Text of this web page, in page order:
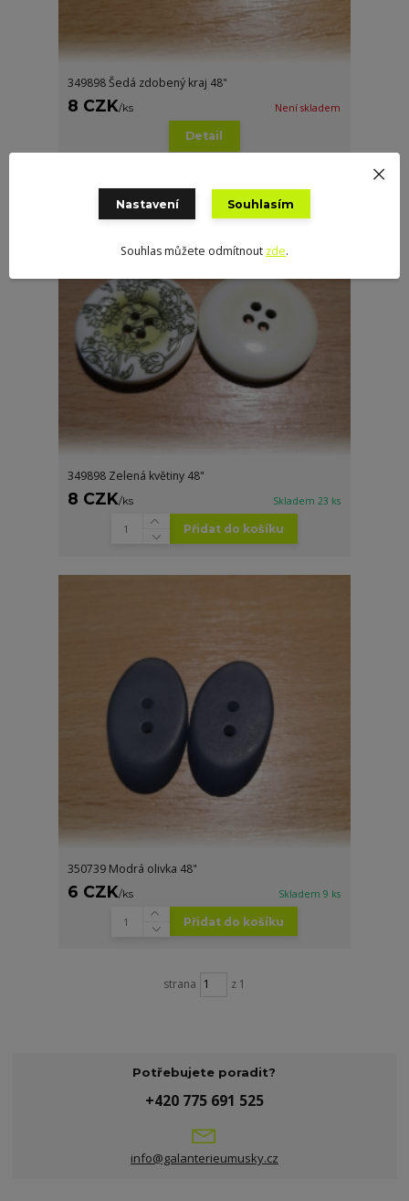
349898 Šedá zdobený kraj 48"
8 CZK/ks Není skladem
Detail
349898 Zelená květiny 48"
8 CZK/ks Skladem 23 ks
Přidat do košíku
350739 Modrá olivka 48"
6 CZK/ks Skladem 9 ks
Přidat do košíku
strana z 1
Potřebujete poradit?
+420 775 691 525
info@galanterieumusky.cz
Nastavení Souhlasím
Souhlas můžete odmítnout zde.